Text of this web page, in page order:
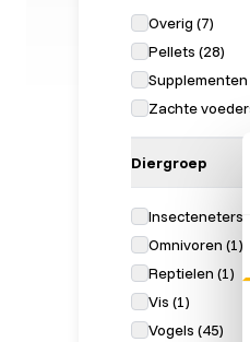
Overig (7)
Pellets (28)
Supplementen
Zachte
Diergroep
Insecteneters
Omnivoren (1)
Reptielen (1)
Vis (1)
Vogels (45)